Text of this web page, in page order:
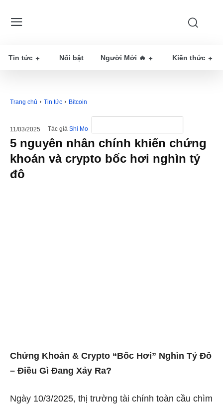
Tin tức Nổi bật Người Mới 🔥 Kiến thức
Trang chủ Tin tức Bitcoin
11/03/2025 Tác giả Shi Mo
5 nguyên nhân chính khiến chứng
khoán và crypto bốc hơi nghìn tỷ
đô
Chứng Khoán & Crypto “Bốc Hơi” Nghìn Tỷ Đô
– Điều Gì Đang Xảy Ra?
Ngày 10/3/2025, thị trường tài chính toàn cầu chìm